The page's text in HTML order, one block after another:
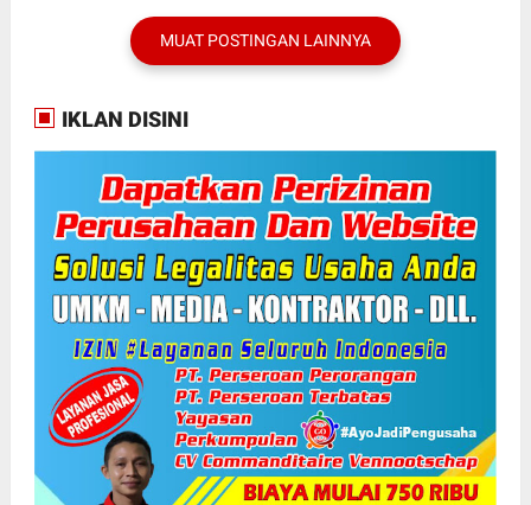
MUAT POSTINGAN LAINNYA
IKLAN DISINI